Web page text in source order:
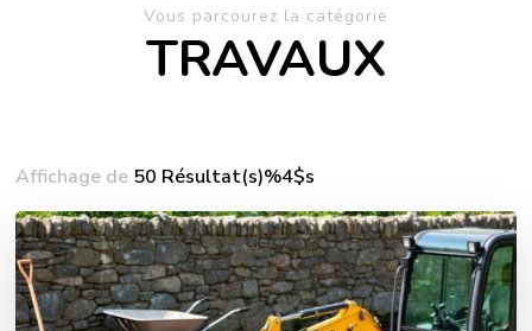
Vous parcourez la catégorie
TRAVAUX
Affichage de 50 Résultat(s)%4$s